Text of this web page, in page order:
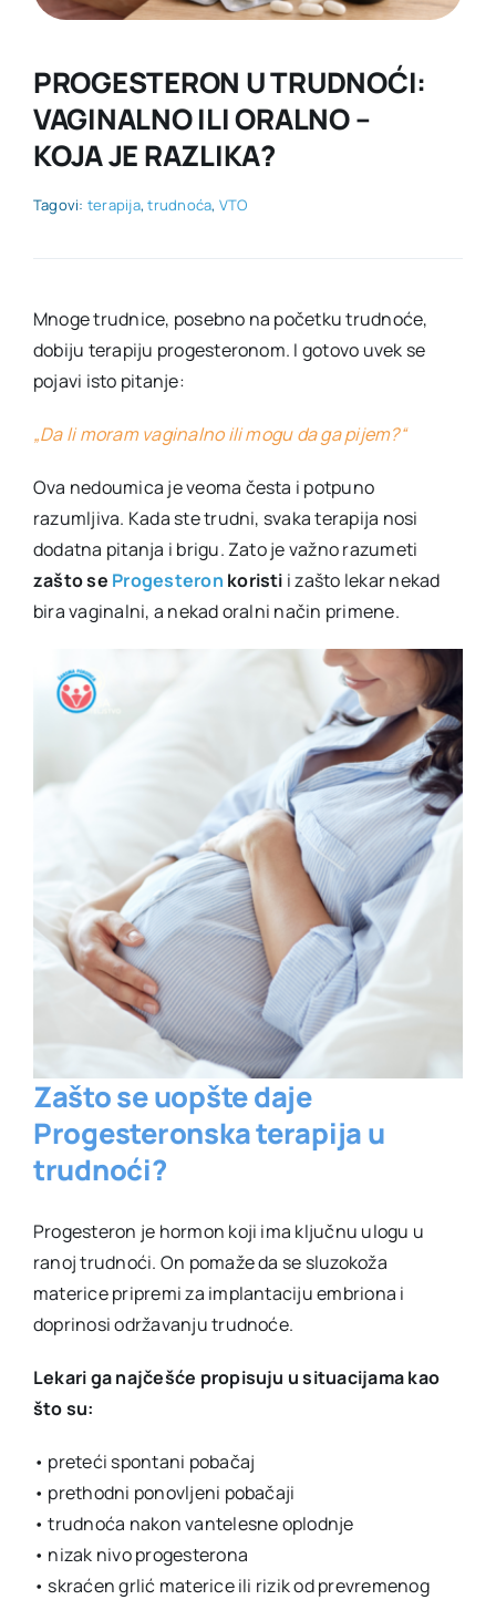
KONTAKT
PROGESTERON U TRUDNOĆI:
VAGINALNO ILI ORALNO –
KOJA JE RAZLIKA?
Tagovi: terapija,trudnoća, VTO
Mnoge trudnice, posebno na početku trudnoće,
dobiju terapiju progesteronom. I gotovo uvek se
pojavi isto pitanje:
„Da li moram vaginalno ili mogu da ga pijem?“
Ova nedoumica je veoma česta i potpuno
razumljiva. Kada ste trudni, svaka terapija nosi
dodatna pitanja i brigu. Zato je važno razumeti
zašto se Progesteron koristi i zašto lekar nekad
bira vaginalni, a nekad oralni način primene.
Zašto se uopšte daje
Progesteronska terapija u
trudnoći?
Progesteron je hormon koji ima ključnu ulogu u
ranoj trudnoći. On pomaže da se sluzokoža
materice pripremi za implantaciju embriona i
doprinosi održavanju trudnoće.
Lekari ga najčešće propisuju u situacijama kao
što su:
• preteći spontani pobačaj
• prethodni ponovljeni pobačaji
• trudnoća nakon vantelesne oplodnje
• nizak nivo progesterona
• skraćen grlić materice ili rizik od prevremenog